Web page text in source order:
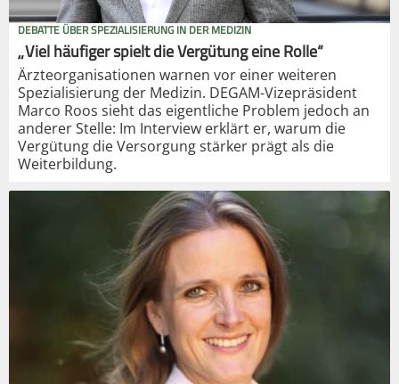
DEBATTE ÜBER SPEZIALISIERUNG IN DER MEDIZIN
„Viel häufiger spielt die Vergütung eine Rolle“
Ärzteorganisationen warnen vor einer weiteren
Spezialisierung der Medizin. DEGAM-Vizepräsident
Marco Roos sieht das eigentliche Problem jedoch an
anderer Stelle: Im Interview erklärt er, warum die
Vergütung die Versorgung stärker prägt als die
Weiterbildung.